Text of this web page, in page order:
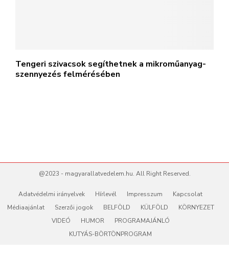
Tengeri szivacsok segíthetnek a mikroműanyag-
szennyezés felmérésében
@2023 - magyarallatvedelem.hu. All Right Reserved.
Adatvédelmi irányelvek Hírlevél Impresszum
Kapcsolat
Médiaajánlat
Szerzői jogok BELFÖLD KÜLFÖLD
KÖRNYEZET
VIDEÓ
HUMOR
PROGRAMAJÁNLÓ
KUTYÁS-BÖRTÖNPROGRAM